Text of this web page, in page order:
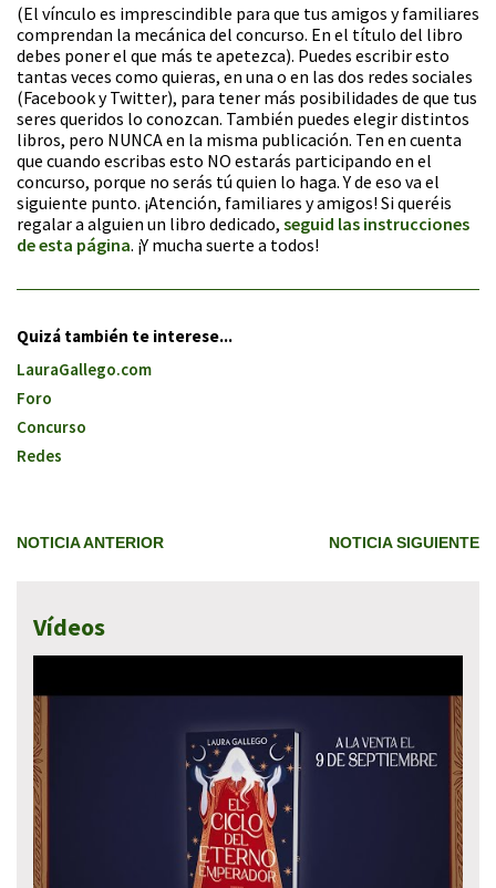
(El vínculo es imprescindible para que tus amigos y familiares
comprendan la mecánica del concurso. En el título del libro
debes poner el que más te apetezca). Puedes escribir esto
tantas veces como quieras, en una o en las dos redes sociales
(Facebook y Twitter), para tener más posibilidades de que tus
seres queridos lo conozcan. También puedes elegir distintos
libros, pero NUNCA en la misma publicación. Ten en cuenta
que cuando escribas esto NO estarás participando en el
concurso, porque no serás tú quien lo haga. Y de eso va el
siguiente punto. ¡Atención, familiares y amigos! Si queréis
regalar a alguien un libro dedicado, seguid las instrucciones
de esta página. ¡Y mucha suerte a todos!
Quizá también te interese...
LauraGallego.com
Foro
Concurso
Redes
NOTICIA ANTERIOR NOTICIA SIGUIENTE
Vídeos